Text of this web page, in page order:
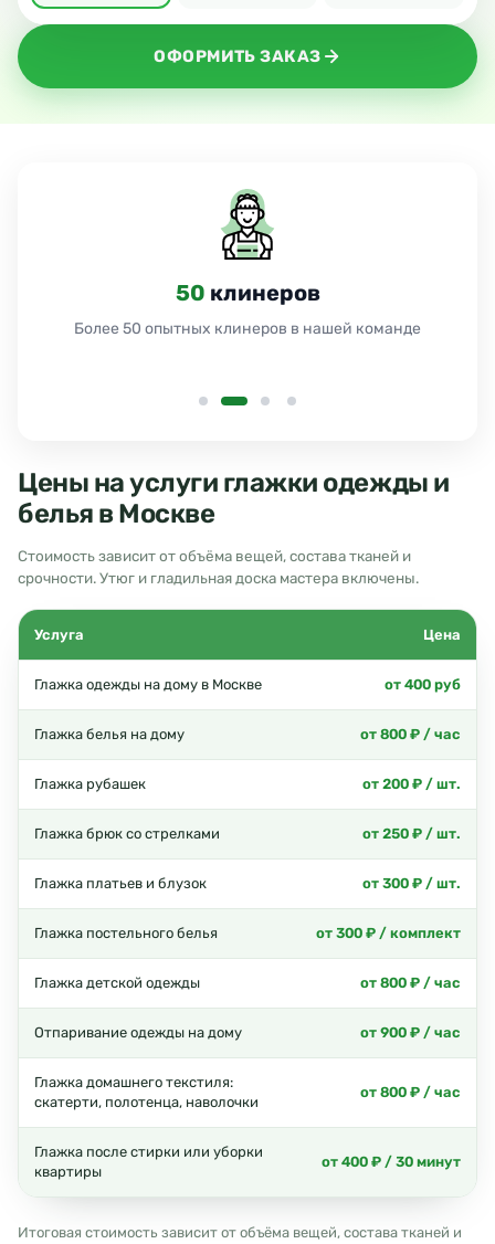
ОФОРМИТЬ ЗАКАЗ
50 клинеров
Более 50 опытных клинеров в нашей команде
Цены на услуги глажки одежды и
белья в Москве
Стоимость зависит от объёма вещей, состава тканей и
срочности. Утюг и гладильная доска мастера включены.
Услуга Цена
Глажка одежды на дому в Москве от 400 руб
Глажка белья на дому от 800 ₽ / час
Глажка рубашек от 200 ₽ / шт.
Глажка брюк со стрелками от 250 ₽ / шт.
Глажка платьев и блузок от 300 ₽ / шт.
Глажка постельного белья от 300 ₽ / комплект
Глажка детской одежды от 800 ₽ / час
Отпаривание одежды на дому от 900 ₽ / час
Глажка домашнего текстиля:
скатерти, полотенца, наволочки
от 800 ₽ / час
Глажка после стирки или уборки
квартиры
от 400 ₽ / 30 минут
Итоговая стоимость зависит от объёма вещей, состава тканей и